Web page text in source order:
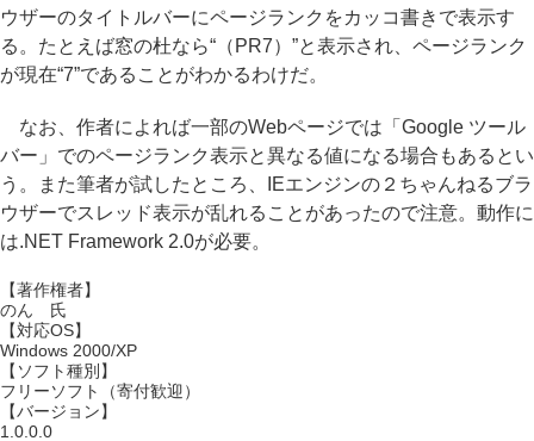
ウザーのタイトルバーにページランクをカッコ書きで表示す
る。たとえば窓の杜なら“（PR7）”と表示され、ページランク
が現在“7”であることがわかるわけだ。
なお、作者によれば一部のWebページでは「Google ツール
バー」でのページランク表示と異なる値になる場合もあるとい
う。また筆者が試したところ、IEエンジンの２ちゃんねるブラ
ウザーでスレッド表示が乱れることがあったので注意。動作に
は.NET Framework 2.0が必要。
【著作権者】
のん 氏
【対応OS】
Windows 2000/XP
【ソフト種別】
フリーソフト（寄付歓迎）
【バージョン】
1.0.0.0